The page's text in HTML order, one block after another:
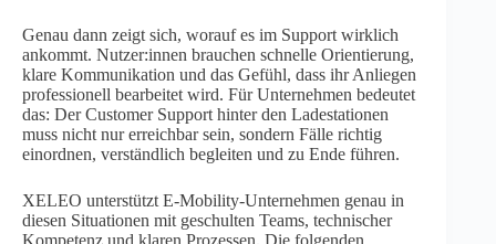
Genau dann zeigt sich, worauf es im Support wirklich
ankommt. Nutzer:innen brauchen schnelle Orientierung,
klare Kommunikation und das Gefühl, dass ihr Anliegen
professionell bearbeitet wird. Für Unternehmen bedeutet
das: Der Customer Support hinter den Ladestationen
muss nicht nur erreichbar sein, sondern Fälle richtig
einordnen, verständlich begleiten und zu Ende führen.
XELEO unterstützt E-Mobility-Unternehmen genau in
diesen Situationen mit geschulten Teams, technischer